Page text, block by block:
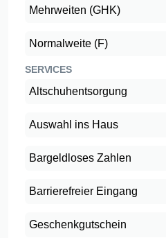
Mehrweiten (GHK)
Normalweite (F)
SERVICES
Altschuhentsorgung
Auswahl ins Haus
Bargeldloses Zahlen
Barrierefreier Eingang
Geschenkgutschein